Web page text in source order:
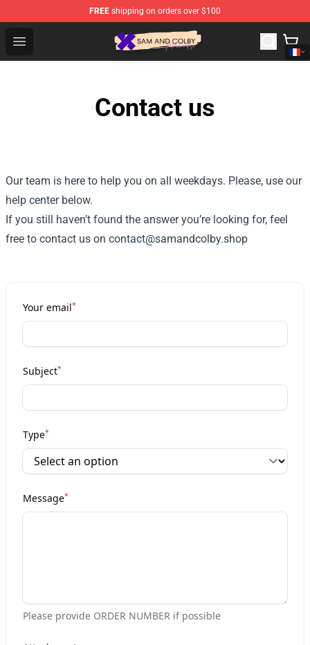
FREE shipping on orders over $100
Open menu
Sam And Colby Shop - Official Sam And Colby
Contact us
Our team is here to help you on all weekdays. Please, use our
help center below.
If you still haven’t found the answer you’re looking for, feel
free to contact us on contact@samandcolby.shop